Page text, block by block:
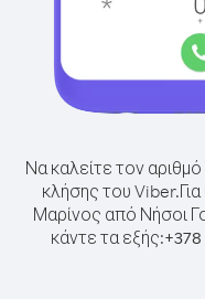
Να καλείτε τον
κλήσης του Viber.
Μαρίνος από Νήσοι
κάντε τα εξής:+378